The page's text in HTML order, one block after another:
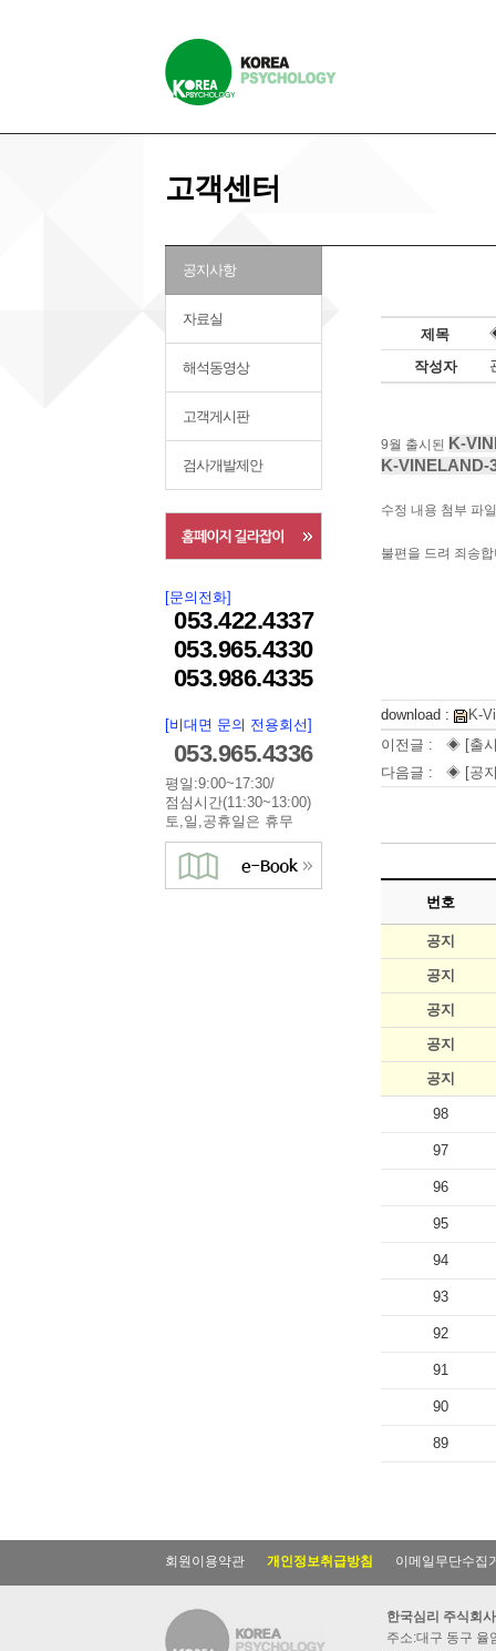
고객센터
공지사항
자료실
해석동영상
고객게시판
검사개발제안
[문의전화]
053.422.4337
053.965.4330
053.986.4335
[비대면 문의 전용회선]
053.965.4336
평일:9:00~17:30/
점심시간(11:30~13:00)
토,일,공휴일은 휴무
제목
작성자
9월 출시된 K-
K-VINELAND-
수정 내용 첨부 파
불편을 드려 죄송
download :
K-
이전글 : ◈ [출
다음글 : ◈ [공
번호
공지
공지
공지
공지
공지
98
97
96
95
94
93
92
91
90
89
회원이용약관 개인정보취급방침 이메일무단수집
한국심리 주식회사
주소:대구 동구 율